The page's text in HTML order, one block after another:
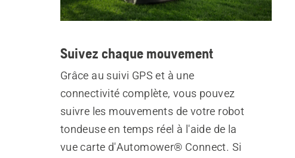
Suivez chaque mouvement
Grâce au suivi GPS et à une
connectivité complète, vous pouvez
suivre les mouvements de votre robot
tondeuse en temps réel à l'aide de la
vue carte d'Automower® Connect. Si